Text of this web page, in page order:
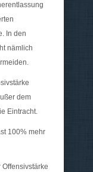
In den
nämlich
dem
Eintracht.
100% mehr